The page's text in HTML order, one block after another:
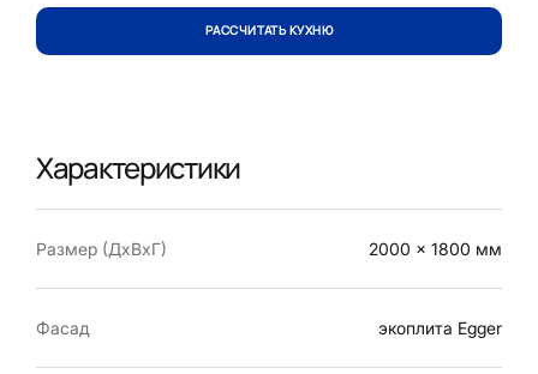
РАССЧИТАТЬ КУХНЮ
Характеристики
Размер (ДхВхГ) 2000 x 1800 мм
Фасад экоплита Egger